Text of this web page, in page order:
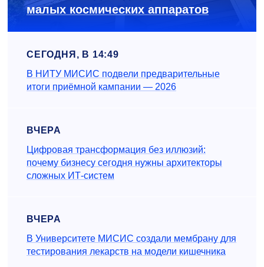
малых космических аппаратов
СЕГОДНЯ, В 14:49
В НИТУ МИСИС подвели предварительные
итоги приёмной кампании — 2026
ВЧЕРА
Цифровая трансформация без иллюзий:
почему бизнесу сегодня нужны архитекторы
сложных ИТ-систем
ВЧЕРА
В Университете МИСИС создали мембрану для
тестирования лекарств на модели кишечника